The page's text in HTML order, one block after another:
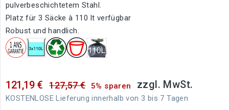
pulverbeschichtetem Stahl.
Platz für 3 Säcke à 110 lt verfügbar
Robust und handlich.
121,19 € 127,57 € 5% sparen zzgl. MwSt.
KOSTENLOSE Lieferung innerhalb von 3 bis 7 Tagen